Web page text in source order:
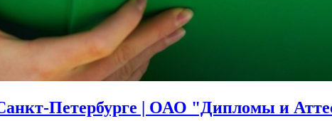
Петербурге | ОАО "Дипломы и